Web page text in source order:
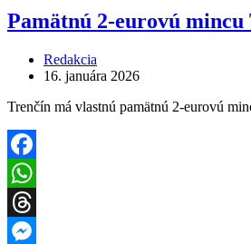
Pamätnú 2-eurovú mincu
Redakcia
16. januára 2026
Trenčín má vlastnú pamätnú 2-eurovú
Facebook
WhatsApp
Threads